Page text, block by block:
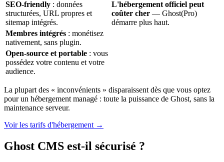
SEO-friendly : données
structurées, URL propres et
sitemap intégrés.
L'hébergement officiel peut
coûter cher — Ghost(Pro)
démarre plus haut.
Membres intégrés : monétisez
nativement, sans plugin.
Open-source et portable : vous
possédez votre contenu et votre
audience.
La plupart des « inconvénients » disparaissent dès que vous optez
pour un hébergement managé : toute la puissance de Ghost, sans la
maintenance serveur.
Voir les tarifs d'hébergement →
Ghost CMS est-il sécurisé ?